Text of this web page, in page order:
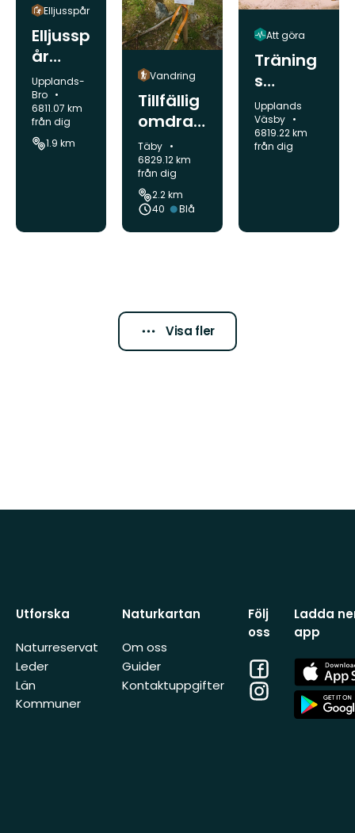
Elljusspår
Elljussp
år
Tibble
höjden
Kommun:
Upplands-
Bro
6811.07 km
från dig
1.9 km
Vandring
Tillfällig
omdrag
ning del
av
etapp 2
Roslagsl
Kommun:
Täby
6829.12 km
från dig
2.2 km
40
Svårighetsgrad:
Blå
Att göra
Träning
s
trappa
Kommun:
Upplands
Väsby
6819.22 km
från dig
Visa fler
Utforska
Naturreservat
Leder
Län
Kommuner
Naturkartan
Om oss
Guider
Kontaktuppgifter
Följ
oss
Facebook
Instagram
Ladda
app
App
Store
App
Store